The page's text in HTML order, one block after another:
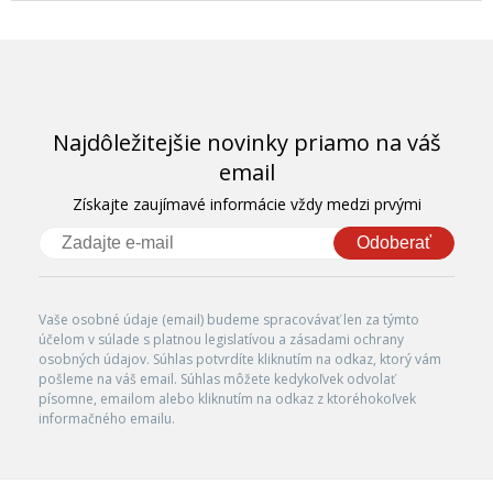
Najdôležitejšie novinky priamo na váš
email
Získajte zaujímavé informácie vždy medzi prvými
Odoberať
Vaše osobné údaje (email) budeme spracovávať len za týmto
účelom v súlade s platnou legislatívou a zásadami ochrany
osobných údajov. Súhlas potvrdíte kliknutím na odkaz, ktorý vám
pošleme na váš email. Súhlas môžete kedykoľvek odvolať
písomne, emailom alebo kliknutím na odkaz z ktoréhokoľvek
informačného emailu.